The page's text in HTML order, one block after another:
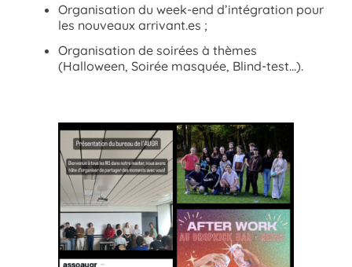
Organisation du week-end d’intégration pour
les nouveaux arrivant.es ;
Organisation de soirées à thèmes
(Halloween, Soirée masquée, Blind-test…).